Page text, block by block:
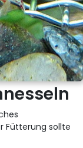
Fütterung sollte